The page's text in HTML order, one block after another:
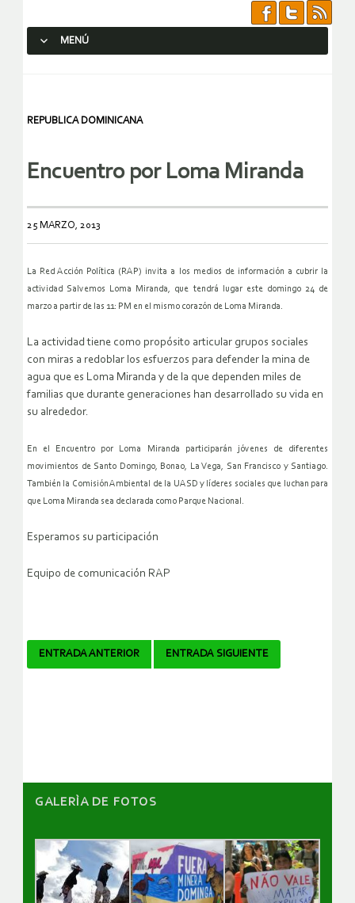
MENÚ
REPUBLICA DOMINICANA
Encuentro por Loma Miranda
25 MARZO, 2013
La Red Acción Política (RAP) invita a los medios de información a cubrir la
actividad Salvemos Loma Miranda, que tendrá lugar este domingo 24 de
marzo a partir de las 11: PM en el mismo corazón de Loma Miranda.
La actividad tiene como propósito articular grupos sociales
con miras a redoblar los esfuerzos para defender la mina de
agua que es Loma Miranda y de la que dependen miles de
familias que durante generaciones han desarrollado su vida en
su alrededor.
En el Encuentro por Loma Miranda participarán jóvenes de diferentes
movimientos de Santo Domingo, Bonao, La Vega, San Francisco y Santiago.
También la Comisión Ambiental de la UASD y líderes sociales que luchan para
que Loma Miranda sea declarada como Parque Nacional.
Esperamos su participación
Equipo de comunicación RAP
Navegador
ENTRADA ANTERIOR ENTRADA SIGUIENTE
GALERÌA DE FOTOS